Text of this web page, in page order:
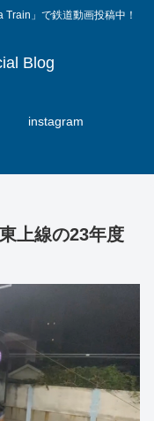
」で鉄道動画投稿中！
Blog
instagram
上線の23年度